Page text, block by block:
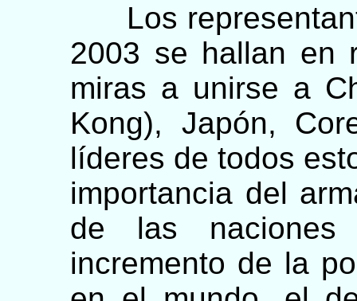
Los
2003 se hallan en
miras a unirse a
Kong), Japón,
líderes de todos
importancia del
de las
incremento de la